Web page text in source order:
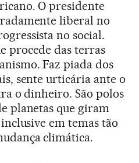
O presidente
liberal no
no social.
procede das terras
Faz piada dos
sente urticária ante o
o dinheiro. São polos
planetas que giram
em temas tão
climática.